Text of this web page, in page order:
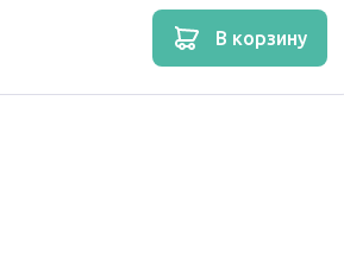
сустава, где он подвергается
смешивается с
в корзину